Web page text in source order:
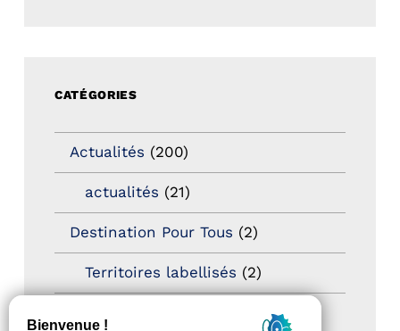
CATÉGORIES
Actualités (200)
actualités (21)
Destination Pour Tous (2)
Territoires labellisés (2)